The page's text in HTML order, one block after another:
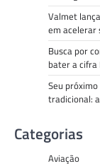
Valmet
em acelerar
Busca por
bater a cifra
Seu
tradicional:
Categorias
Aviação